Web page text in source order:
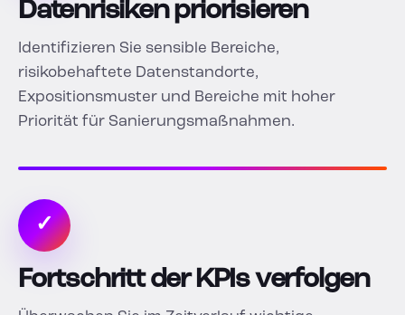
Datenrisiken priorisieren
Identifizieren Sie sensible Bereiche,
risikobehaftete Datenstandorte,
Expositionsmuster und Bereiche mit hoher
Priorität für Sanierungsmaßnahmen.
✓
Fortschritt der KPIs verfolgen